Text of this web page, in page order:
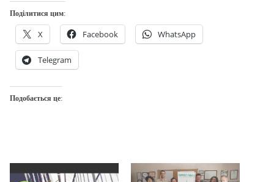
Поділитися цим:
X Facebook WhatsApp
Telegram
Подобається це: